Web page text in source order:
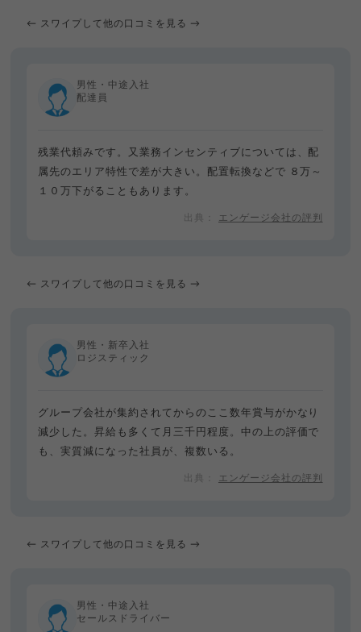
← スワイプして他の口コミを見る →
男性・中途入社
配達員
残業代頼みです。又業務インセンティブについては、配
属先のエリア特性で差が大きい。配置転換などで ８万～
１０万下がることもあります。
エンゲージ会社の評判
← スワイプして他の口コミを見る →
男性・新卒入社
ロジスティック
グループ会社が集約されてからのここ数年賞与がかなり
減少した。昇給も多くて月三千円程度。中の上の評価で
も、実質減になった社員が、複数いる。
エンゲージ会社の評判
← スワイプして他の口コミを見る →
男性・中途入社
セールスドライバー